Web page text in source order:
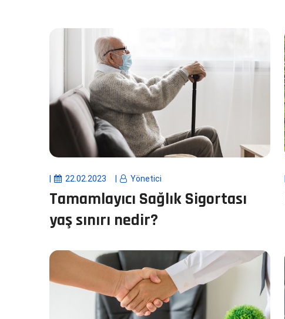
22.02.2023 Yönetici
Tamamlayıcı Sağlık Sigortası
yaş sınırı nedir?